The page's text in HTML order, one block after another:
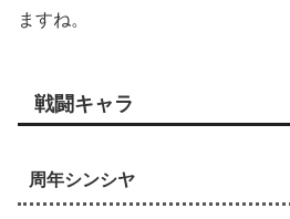
ますね。
戦闘キャラ
周年シンシヤ